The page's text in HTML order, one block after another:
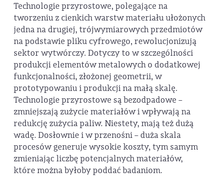
Technologie przyrostowe, polegające na
tworzeniu z cienkich warstw materiału ułożonych
jedna na drugiej, trójwymiarowych przedmiotów
na podstawie pliku cyfrowego, rewolucjonizują
sektor wytwórczy. Dotyczy to w szczególności
produkcji elementów metalowych o dodatkowej
funkcjonalności, złożonej geometrii, w
prototypowaniu i produkcji na małą skalę.
Technologie przyrostowe są bezodpadowe –
zmniejszają zużycie materiałów i wpływają na
redukcję zużycia paliw. Niestety, mają też dużą
wadę. Dosłownie i w przenośni – duża skala
procesów generuje wysokie koszty, tym samym
zmieniając liczbę potencjalnych materiałów,
które można byłoby poddać badaniom.